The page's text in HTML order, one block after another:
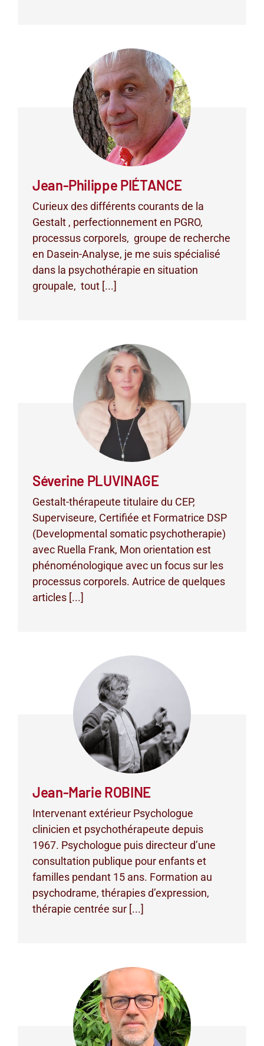
Jean-Philippe PIÉTANCE
Curieux des différents courants de la
Gestalt , perfectionnement en PGRO,
processus corporels, groupe de recherche
en Dasein-Analyse, je me suis spécialisé
dans la psychothérapie en situation
groupale, tout [...]
Séverine PLUVINAGE
Gestalt-thérapeute titulaire du CEP,
Superviseure, Certifiée et Formatrice DSP
(Developmental somatic psychotherapie)
avec Ruella Frank, Mon orientation est
phénoménologique avec un focus sur les
processus corporels. Autrice de quelques
articles [...]
Jean-Marie ROBINE
Intervenant extérieur Psychologue
clinicien et psychothérapeute depuis
1967. Psychologue puis directeur d’une
consultation publique pour enfants et
familles pendant 15 ans. Formation au
psychodrame, thérapies d’expression,
thérapie centrée sur [...]